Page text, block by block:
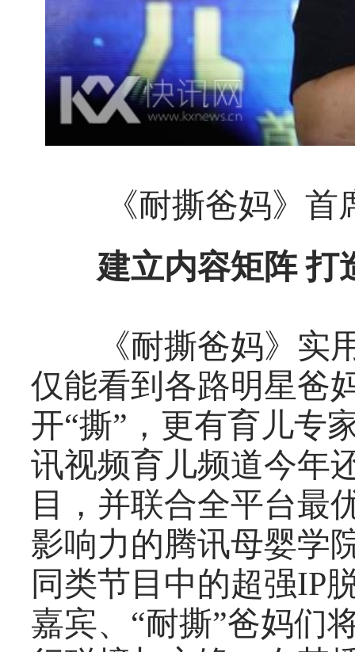
《耐撕爸妈》
建立内容矩阵 打
《耐撕爸妈》实用
仅能看到各路明星爸
开“撕”，更有育儿专
讯视频育儿频道今年
目，并联合全平台最
影响力的腾讯母婴学
同类节目中的超强IP
嘉宾、“耐撕”爸妈们